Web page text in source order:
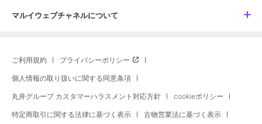
マルイウェブチャネルについて
ご利用規約 プライバシーポリシー
個人情報の取り扱いに関する同意条項
丸井グループ カスタマーハラスメント対応方針 cookieポリシー
特定商取引に関する法律に基づく表示 古物営業法に基づく表示